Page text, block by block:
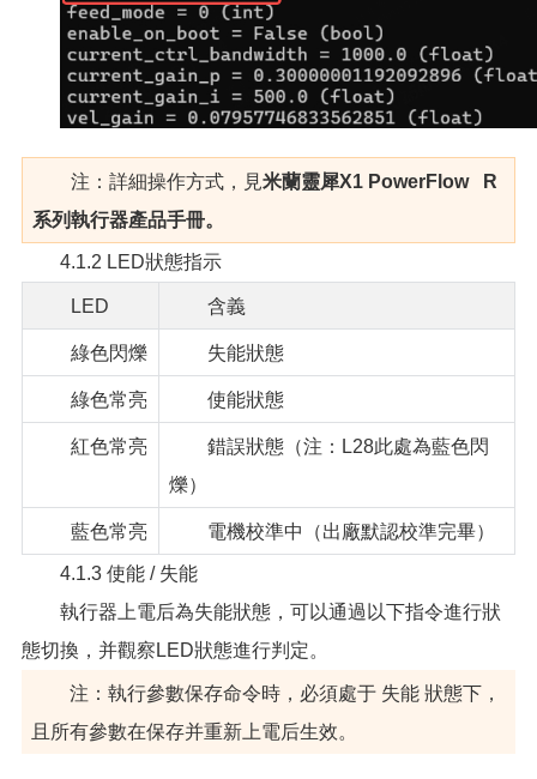
注：詳細操作方式，見米蘭靈犀X1 PowerFlow R
系列執行器產品手冊。
4.1.2 LED狀態指示
LED 含義
綠色閃爍 失能狀態
綠色常亮 使能狀態
紅色常亮
錯誤狀態（注：L28此處為藍色閃
爍）
藍色常亮 電機校準中（出廠默認校準完畢）
4.1.3 使能 / 失能
執行器上電后為失能狀態，可以通過以下指令進行狀
態切換，并觀察LED狀態進行判定。
注：執行參數保存命令時，必須處于 失能 狀態下，
且所有參數在保存并重新上電后生效。